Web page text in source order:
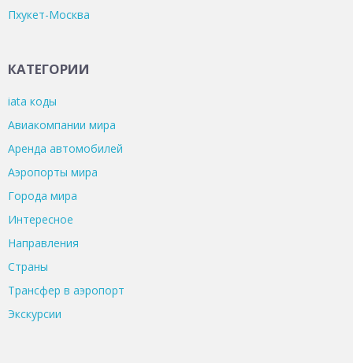
Пхукет-Москва
КАТЕГОРИИ
iata коды
Авиакомпании мира
Аренда автомобилей
Аэропорты мира
Города мира
Интересное
Направления
Страны
Трансфер в аэропорт
Экскурсии